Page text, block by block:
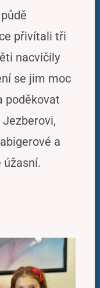
přivítali tři
nacvičily
se jim moc
poděkovat
a
úžasní.